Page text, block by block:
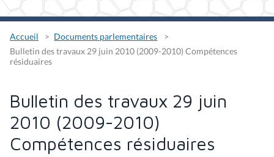
Accueil
Documents parlementaires
Bulletin des travaux 29 juin 2010 (2009-2010) Compétences
résiduaires
Bulletin des travaux 29 juin
2010 (2009-2010)
Compétences résiduaires